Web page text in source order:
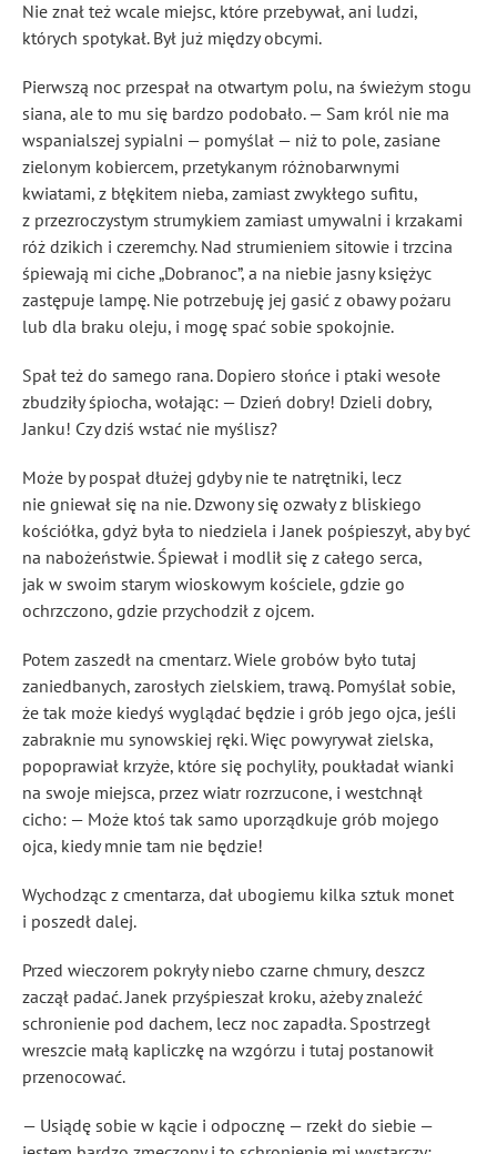
Nie znał też wcale miejsc, które przebywał, ani ludzi,
których spotykał. Był już między obcymi.
Pierwszą noc przespał na otwartym polu, na świeżym stogu
siana, ale to mu się bardzo podobało. — Sam król nie ma
wspanialszej sypialni — pomyślał — niż to pole, zasiane
zielonym kobiercem, przetykanym różnobarwnymi
kwiatami, z błękitem nieba, zamiast zwykłego sufitu,
z przezroczystym strumykiem zamiast umywalni i krzakami
róż dzikich i czeremchy. Nad strumieniem sitowie i trzcina
śpiewają mi ciche „Dobranoc”, a na niebie jasny księżyc
zastępuje lampę. Nie potrzebuję jej gasić z obawy pożaru
lub dla braku oleju, i mogę spać sobie spokojnie.
Spał też do samego rana. Dopiero słońce i ptaki wesołe
zbudziły śpiocha, wołając: — Dzień dobry! Dzieli dobry,
Janku! Czy dziś wstać nie myślisz?
Może by pospał dłużej gdyby nie te natrętniki, lecz
nie gniewał się na nie. Dzwony się ozwały z bliskiego
kościółka, gdyż była to niedziela i Janek pośpieszył, aby być
na nabożeństwie. Śpiewał i modlił się z całego serca,
jak w swoim starym wioskowym kościele, gdzie go
ochrzczono, gdzie przychodził z ojcem.
Potem zaszedł na cmentarz. Wiele grobów było tutaj
zaniedbanych, zarosłych zielskiem, trawą. Pomyślał sobie,
że tak może kiedyś wyglądać będzie i grób jego ojca, jeśli
zabraknie mu synowskiej ręki. Więc powyrywał zielska,
popoprawiał krzyże, które się pochyliły, poukładał wianki
na swoje miejsca, przez wiatr rozrzucone, i westchnął
cicho: — Może ktoś tak samo uporządkuje grób mojego
ojca, kiedy mnie tam nie będzie!
Wychodząc z cmentarza, dał ubogiemu kilka sztuk monet
i poszedł dalej.
Przed wieczorem pokryły niebo czarne chmury, deszcz
zaczął padać. Janek przyśpieszał kroku, ażeby znaleźć
schronienie pod dachem, lecz noc zapadła. Spostrzegł
wreszcie małą kapliczkę na wzgórzu i tutaj postanowił
przenocować.
— Usiądę sobie w kącie i odpocznę — rzekł do siebie —